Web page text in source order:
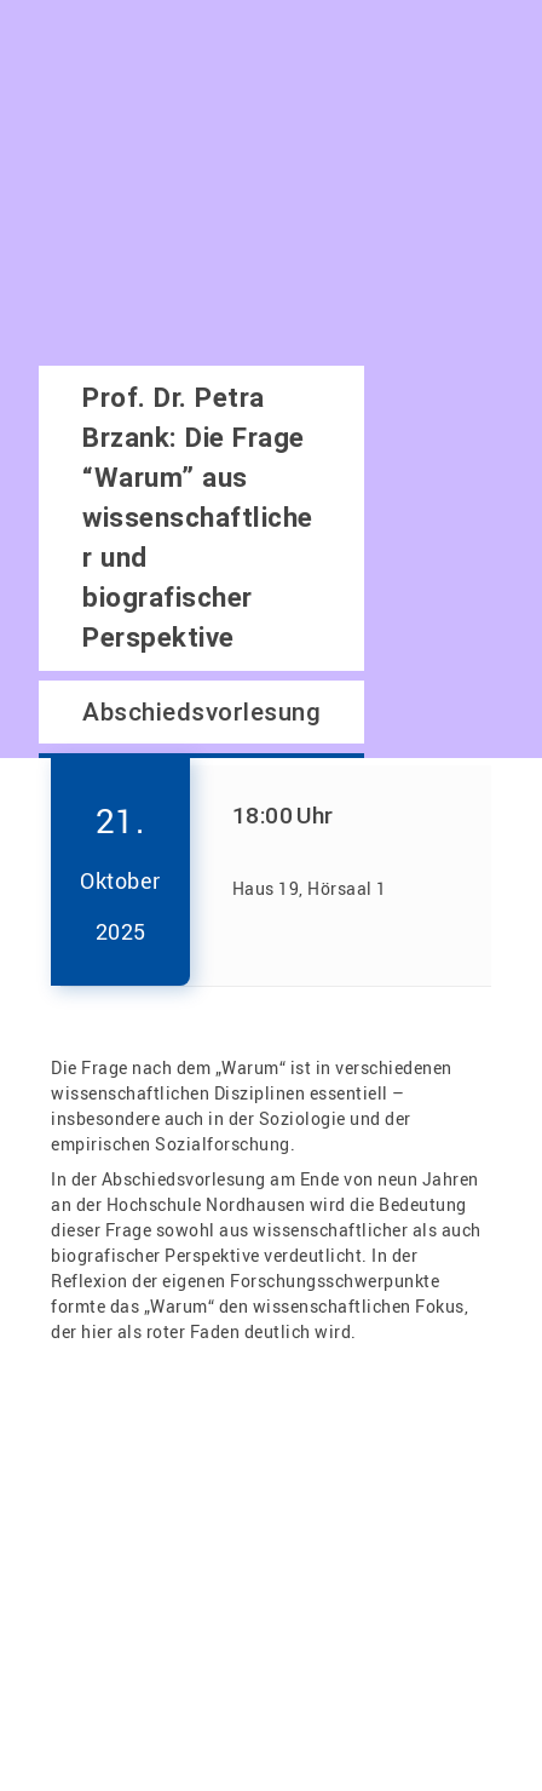
Prof. Dr. Petra
Brzank: Die Frage
“Warum” aus
wissenschaftliche
r und
biografischer
Perspektive
Abschiedsvorlesung
21.
Oktober
2025
18:00 Uhr
Haus 19, Hörsaal 1
Die Frage nach dem „Warum“ ist in verschiedenen
wissenschaftlichen Disziplinen essentiell –
insbesondere auch in der Soziologie und der
empirischen Sozialforschung.
In der Abschiedsvorlesung am Ende von neun Jahren
an der Hochschule Nordhausen wird die Bedeutung
dieser Frage sowohl aus wissenschaftlicher als auch
biografischer Perspektive verdeutlicht. In der
Reflexion der eigenen Forschungsschwerpunkte
formte das „Warum“ den wissenschaftlichen Fokus,
der hier als roter Faden deutlich wird.